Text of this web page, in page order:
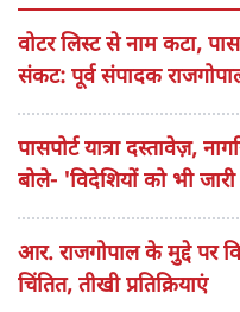
वोटर लिस्ट से नाम कटा,
संकट: पूर्व संपादक
पासपोर्ट यात्रा दस्तावेज़,
बोले- 'विदेशियों को भी
आर. राजगोपाल के मुद्दे पर
चिंतित, तीखी प्रतिक्रियाएं